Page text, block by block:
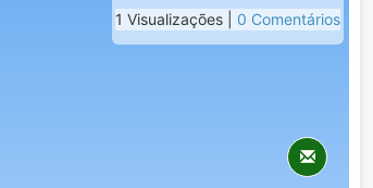
1 Visualizações | 0 Comentários